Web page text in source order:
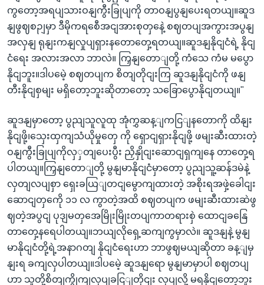
ကွတော့အရပျသားဝနျကွီးခြုပျကို တာဝနျပွနျပေးရတယျ။ဆူဒ
နျဖွဈစဉျမှာ ဒီမိုကရစေီအငျအားစုတှနေဲ့ စဈတပျအကွားအပွနျ
အလှနျ ရုနျးကနျလှုပျရှားနတောတှေ့ရတယျ။ဆူဒနျနိုငျငံရဲ့ နိုငျ
ငံရေး အလားအလာ ဘာလဲ။ ကြှနျတောျတို့ ကံသေ ကံမ မပွော
နိုငျဘူး။ဒါပမေဲ့ စဈတပျက စိတျတိုငျးကြ ဆူဒနျနိုငျငံကို ဖနျ
တီးနိုငျစှမျး မရှိတော့ဘူးဆိုတာတော့ သခြောပွောနိုငျတယျ။"
ဆူဒနျမှာတော့ ပွညျသူလူထု အုံကွှဆန့ျကငြျနတောကို ထိနျး
နိုငျဖို့၊သှေးထှကျသံယိုမှုတှေ ကို ရှောငျရှားနိုငျဖို့ ဖမျးဆီးထားတဲ့
ဝနျကွီးခြုပျကိုလှှတျပေးပွီး ညှိနှိုငျးဆောငျရှကျနေ တာတှေ့ရ
ပါတယျ။ကြှနျတောျတို့ မွနျမာနိုငျငံမှာတော့ ပွညျသူ့ဆန်ဒမဲနဲ့
လှတျလပျစှာ ရှေးခယြျတငျမွောကျထားတဲ့ အစိုးရအဖှဲ့ခေါငျး
ဆောငျတှကေို ၁၁ လ ကွာတဲ့အထိ စဈတပျက ဖမျးဆီးထားဆဲဖွ
ဈတဲ့အပွငျ ပုဒျမတှအေမြိုးမြိုးတပျကာတရားစှဲ ထောငျခနြေ
တာတှေ့နရေပါတယျ။ဘယျလိုရှေ့ဆကျကွမှာလဲ။ ဆူဒနျနဲ့ မွနျ
မာနိုငျငံတို့ရဲ့အနာဂတျ နိုငျငံရေးဟာ ဘာဖွဈမယျဆိုတာ ခန့ျမှ
နျးရ ခကျလှပါတယျ။ဒါပမေဲ့ ဆူဒနျရော မွနျမာမှာပါ စဈတပျ
ဟာ သူတို့စိတျကွိုကျလုပျခငြျတိုငျး လုပျလို့ မရနိုငျတော့ဘူး